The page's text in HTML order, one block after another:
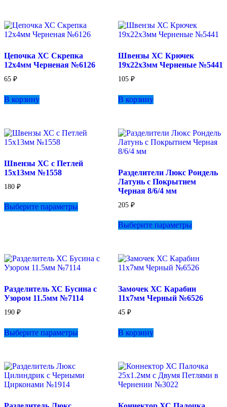
Опции
можно
на
странице
Опции
можно
на
странице
Цепочка ХС Скрепка
12х4мм Черненая №6126
65 ₽
В корзину
Швензы ХС Крючек
19х22х3мм Черненые №5441
105 ₽
В корзину
Швензы ХС с Петлей
15х13мм №1558
180 ₽
Выберите параметры
выбрать
на
товара.
Разделители Люкс Рондель
Латунь с Покрытием
Черная 8/6/4 мм
205 ₽
Выберите параметрытовар
Опции
можно
на
странице
Разделитель ХС Бусина с
Узором 11.5мм №7114
190 ₽
Выберите параметры
можно
Замочек ХС Карабин
11х7мм Черный №6526
45 ₽
В корзину